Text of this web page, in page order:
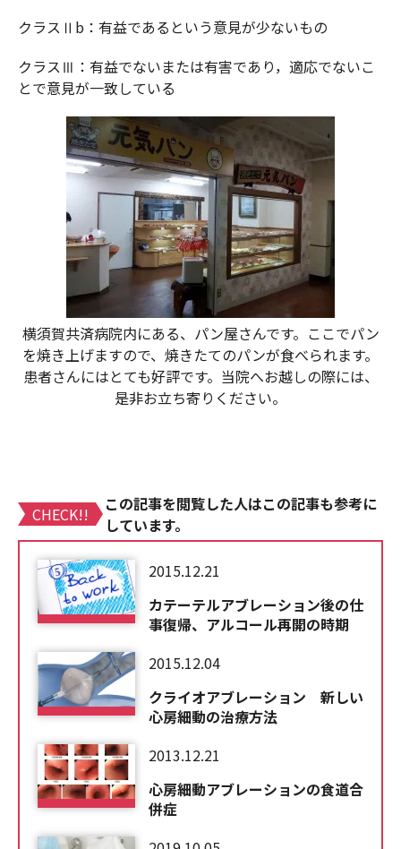
クラスⅡb：有益であるという意見が少ないもの
クラスⅢ：有益でないまたは有害であり，適応でないこ
とで意見が一致している
横須賀共済病院内にある、パン屋さんです。ここでパン
を焼き上げますので、焼きたてのパンが食べられます。
患者さんにはとても好評です。当院へお越しの際には、
是非お立ち寄りください。
CHECK!!
この記事を閲覧した人はこの記事も参考に
しています。
2015.12.21
カテーテルアブレーション後の仕
事復帰、アルコール再開の時期
2015.12.04
クライオアブレーション 新しい
心房細動の治療方法
2013.12.21
心房細動アブレーションの食道合
併症